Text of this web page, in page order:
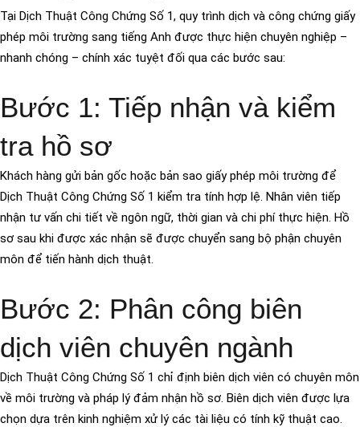
Tại Dịch Thuật Công Chứng Số 1, quy trình dịch và công chứng giấy
phép môi trường sang tiếng Anh được thực hiện chuyên nghiệp –
nhanh chóng – chính xác tuyệt đối qua các bước sau:
Bước 1: Tiếp nhận và kiểm
tra hồ sơ
Khách hàng gửi bản gốc hoặc bản sao giấy phép môi trường để
Dịch Thuật Công Chứng Số 1 kiểm tra tính hợp lệ. Nhân viên tiếp
nhận tư vấn chi tiết về ngôn ngữ, thời gian và chi phí thực hiện. Hồ
sơ sau khi được xác nhận sẽ được chuyển sang bộ phận chuyên
môn để tiến hành dịch thuật.
Bước 2: Phân công biên
dịch viên chuyên ngành
Dịch Thuật Công Chứng Số 1 chỉ định biên dịch viên có chuyên môn
về môi trường và pháp lý đảm nhận hồ sơ. Biên dịch viên được lựa
chọn dựa trên kinh nghiệm xử lý các tài liệu có tính kỹ thuật cao.